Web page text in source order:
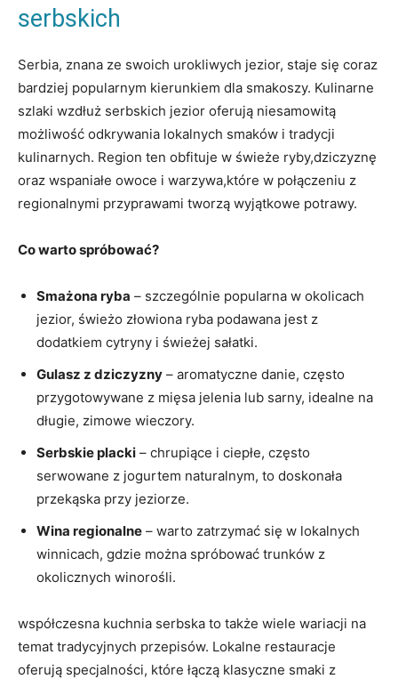
serbskich
Serbia, znana​ ze ⁢swoich urokliwych⁣ jezior, staje się ​coraz
bardziej popularnym kierunkiem dla smakoszy. Kulinarne
szlaki wzdłuż serbskich ⁣jezior oferują niesamowitą⁢
możliwość odkrywania lokalnych smaków i tradycji
‌kulinarnych. Region ten obfituje w ⁢świeże ryby,dziczyznę
oraz wspaniałe owoce i‌ warzywa,które w połączeniu z
regionalnymi ‌przyprawami‌ tworzą wyjątkowe potrawy.
Co warto spróbować?
Smażona ryba – szczególnie popularna ⁤w okolicach
jezior, świeżo złowiona ryba podawana ​jest z
dodatkiem cytryny i świeżej sałatki.
Gulasz z dziczyzny – aromatyczne danie, często‍
przygotowywane z mięsa jelenia lub sarny, idealne‌ na
długie, zimowe wieczory.
Serbskie⁤ placki – chrupiące i ciepłe, często
serwowane z jogurtem naturalnym, to ⁤doskonała
przekąska‍ przy jeziorze.
Wina regionalne – ⁣warto ⁣zatrzymać się ‌w lokalnych
winnicach, gdzie można ⁤spróbować trunków z
okolicznych winorośli.
współczesna kuchnia serbska⁤ to także wiele wariacji na
temat⁢ tradycyjnych przepisów. Lokalne restauracje
oferują specjalności, które⁢ łączą klasyczne⁣ smaki z